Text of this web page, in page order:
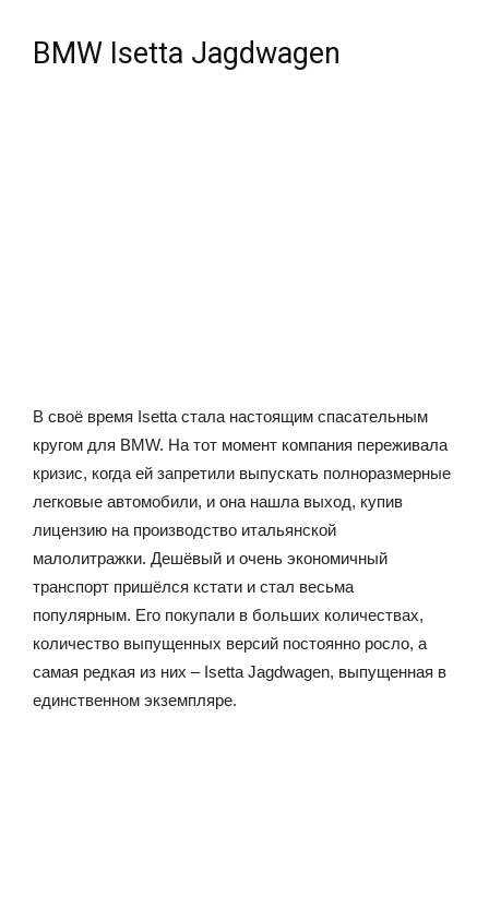
BMW Isetta Jagdwagen
В своё время Isetta стала настоящим спасательным
кругом для BMW. На тот момент компания переживала
кризис, когда ей запретили выпускать полноразмерные
легковые автомобили, и она нашла выход, купив
лицензию на производство итальянской
малолитражки. Дешёвый и очень экономичный
транспорт пришёлся кстати и стал весьма
популярным. Его покупали в больших количествах,
количество выпущенных версий постоянно росло, а
самая редкая из них – Isetta Jagdwagen, выпущенная в
единственном экземпляре.